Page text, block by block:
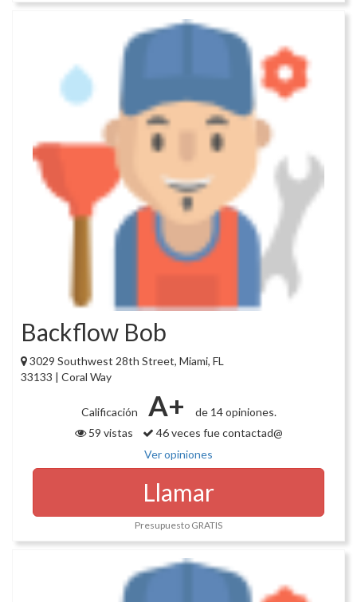
Backflow Bob
3029 Southwest 28th Street, Miami, FL
33133 | Coral Way
Calificación A+
de 14 opiniones.
59 vistas
46 veces fue contactad@
Ver opiniones
Llamar
Presupuesto GRATIS